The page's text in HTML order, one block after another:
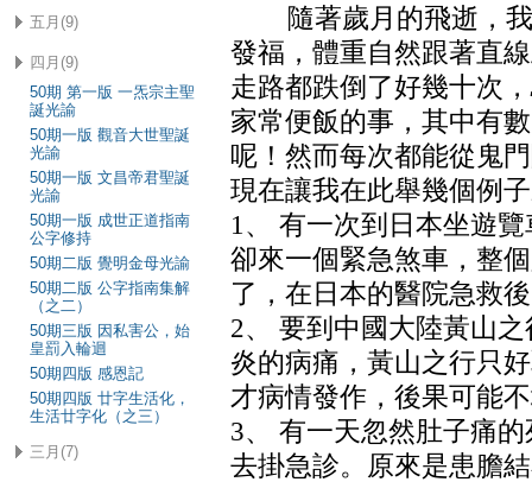
五月(9)
四月(9)
50期 第一版 一炁宗主聖
誕光諭
50期一版 觀音大世聖誕
光諭
50期一版 文昌帝君聖誕
光諭
50期一版 成世正道指南
公字修持
50期二版 覺明金母光諭
50期二版 公字指南集解
（之二）
50期三版 因私害公，始
皇罰入輪迴
50期四版 感恩記
50期四版 廿字生活化，
生活廿字化（之三）
三月(7)
隨著歲月的飛逝，我
發福，體重自然跟著直
走路都跌倒了好幾十次
家常便飯的事，其中有
呢！然而每次都能從鬼
現在讓我在此舉幾個例
1、 有一次到日本坐遊
卻來一個緊急煞車，整
了，在日本的醫院急救
2、 要到中國大陸黃山
炎的病痛，黃山之行只
才病情發作，後果可能
3、 有一天忽然肚子痛
去掛急診。原來是患膽